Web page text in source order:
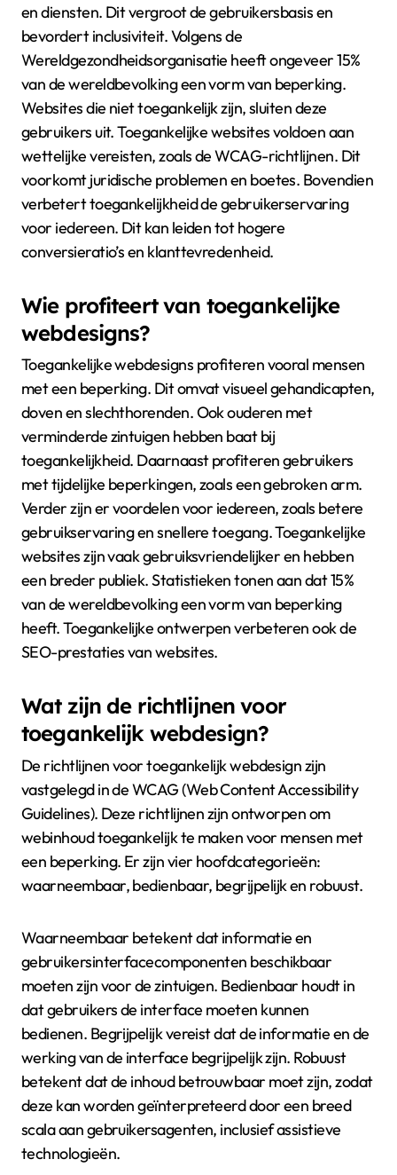
en diensten. Dit vergroot de gebruikersbasis en
bevordert inclusiviteit. Volgens de
Wereldgezondheidsorganisatie heeft ongeveer 15%
van de wereldbevolking een vorm van beperking.
Websites die niet toegankelijk zijn, sluiten deze
gebruikers uit. Toegankelijke websites voldoen aan
wettelijke vereisten, zoals de WCAG-richtlijnen. Dit
voorkomt juridische problemen en boetes. Bovendien
verbetert toegankelijkheid de gebruikerservaring
voor iedereen. Dit kan leiden tot hogere
conversieratio’s en klanttevredenheid.
Wie profiteert van toegankelijke
webdesigns?
Toegankelijke webdesigns profiteren vooral mensen
met een beperking. Dit omvat visueel gehandicapten,
doven en slechthorenden. Ook ouderen met
verminderde zintuigen hebben baat bij
toegankelijkheid. Daarnaast profiteren gebruikers
met tijdelijke beperkingen, zoals een gebroken arm.
Verder zijn er voordelen voor iedereen, zoals betere
gebruikservaring en snellere toegang. Toegankelijke
websites zijn vaak gebruiksvriendelijker en hebben
een breder publiek. Statistieken tonen aan dat 15%
van de wereldbevolking een vorm van beperking
heeft. Toegankelijke ontwerpen verbeteren ook de
SEO-prestaties van websites.
Wat zijn de richtlijnen voor
toegankelijk webdesign?
De richtlijnen voor toegankelijk webdesign zijn
vastgelegd in de WCAG (Web Content Accessibility
Guidelines). Deze richtlijnen zijn ontworpen om
webinhoud toegankelijk te maken voor mensen met
een beperking. Er zijn vier hoofdcategorieën:
waarneembaar, bedienbaar, begrijpelijk en robuust.
Waarneembaar betekent dat informatie en
gebruikersinterfacecomponenten beschikbaar
moeten zijn voor de zintuigen. Bedienbaar houdt in
dat gebruikers de interface moeten kunnen
bedienen. Begrijpelijk vereist dat de informatie en de
werking van de interface begrijpelijk zijn. Robuust
betekent dat de inhoud betrouwbaar moet zijn, zodat
deze kan worden geïnterpreteerd door een breed
scala aan gebruikersagenten, inclusief assistieve
technologieën.